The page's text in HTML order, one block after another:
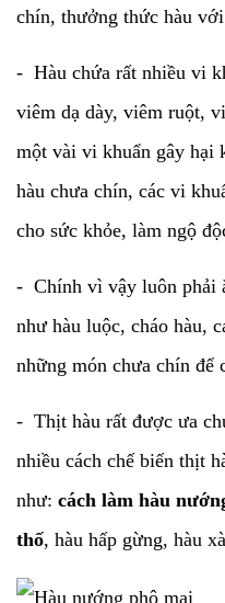
chín, thưởng thức hàu
- Hàu chứa rất nhiều vi
viêm dạ dày, viêm ruột,
một vài vi khuẩn gây hại
hàu chưa chín, các vi
cho sức khỏe, làm ngộ
- Chính vì vậy luôn phải
như hàu luộc, cháo hàu,
những món chưa chín để
- Thịt hàu rất được ưa
nhiều cách chế biến thịt
như: cách làm hàu
thố, hàu hấp gừng, hàu